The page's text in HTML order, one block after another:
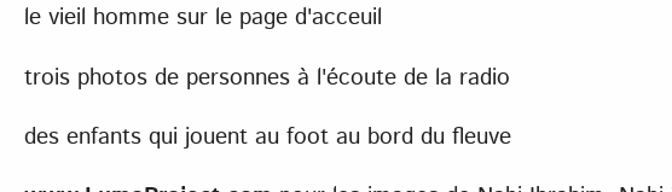
le vieil homme sur le page d'acceuil
trois photos de personnes à l'écoute de la radio
des enfants qui jouent au foot au bord du fleuve